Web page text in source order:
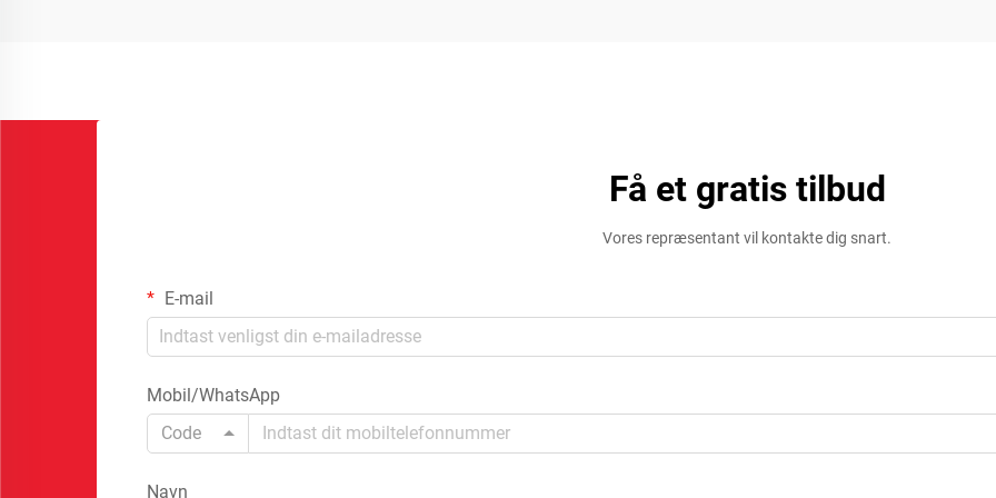
Få et gratis tilbud
Vores repræsentant vil kontakte dig snart.
E-mail
Mobil/WhatsApp
Code
Navn